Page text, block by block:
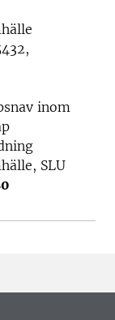
inom
SLU